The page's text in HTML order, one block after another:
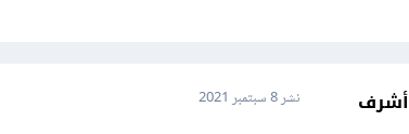
نشر8 سبتمبر 2021